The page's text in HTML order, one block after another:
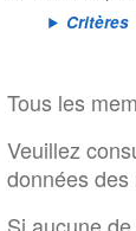
Critères
Tous les
Veuillez
données des
Si aucune